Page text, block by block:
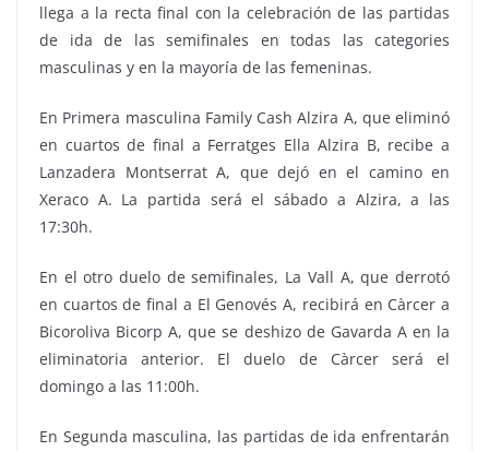
llega a la recta final con la celebración de las partidas
de ida de las semifinales en todas las categories
masculinas y en la mayoría de las femeninas.
En Primera masculina Family Cash Alzira A, que eliminó
en cuartos de final a Ferratges Ella Alzira B, recibe a
Lanzadera Montserrat A, que dejó en el camino en
Xeraco A. La partida será el sábado a Alzira, a las
17:30h.
En el otro duelo de semifinales, La Vall A, que derrotó
en cuartos de final a El Genovés A, recibirá en Càrcer a
Bicoroliva Bicorp A, que se deshizo de Gavarda A en la
eliminatoria anterior. El duelo de Càrcer será el
domingo a las 11:00h.
En Segunda masculina, las partidas de ida enfrentarán